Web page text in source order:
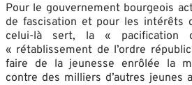
Pour le gouvernement bourgeois
de fascisation et pour les intérêts
celui-là sert, la «
« rétablissement de l’ordre
faire de la jeunesse enrôlée la
contre des milliers d’autres jeunes